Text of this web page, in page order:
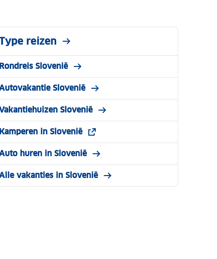
reizen
Slovenië
Slovenië
Slovenië
in Slovenië
huren in Slovenië
vakanties in Slovenië